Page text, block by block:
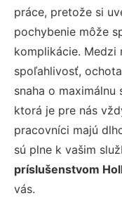
práce, pretože si
pochybenie môže
komplikácie. Medzi
spoľahlivosť,
snaha o
ktorá je pre nás
pracovníci majú
sú plne k vašim
príslušenstvom
vás.